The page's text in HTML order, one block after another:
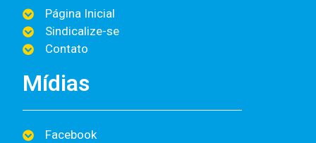
Página Inicial
Sindicalize-se
Contato
Mídias
Facebook